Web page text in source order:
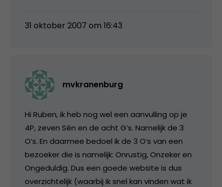
31 oktober 2007 om 16:43
mvkranenburg
Hi Ruben, ik heb nog wel een aanvulling op je
4P, zeven Sén en de acht G’s. Namelijk de 3
O’s. En daarmee bedoel ik de 3 O’s van een
bezoeker die is namelijk: Onrustig, Onzeker en
Ongeduldig. Dus een goede website is dus
overzichtelijk (waarbij ik snel kan vinden wat ik